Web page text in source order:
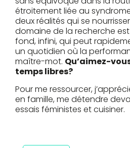
étroitement liée au
deux réalités qui se
domaine de la recherche
fond, infini, qui peut
un quotidien où la
maître-mot. Qu’aimez-
temps libres?
Pour me ressourcer,
en famille, me détendre
essais féministes et cuisiner.